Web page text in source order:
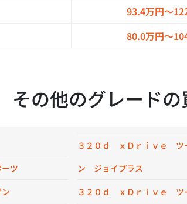
93.4万円～
80.0万円～
その他のグレード
ツ
３２０ｄ ｘＤｒｉｖｅ ツ
ン ジョイプラス
３２０ｄ ｘＤｒｉｖｅ ツ